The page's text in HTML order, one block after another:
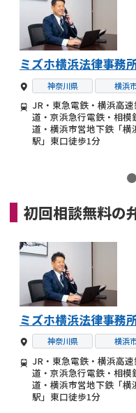
ミズホ横浜法律事務
神奈川県 横浜
JR・東急電鉄・横浜高速
道・京浜急行電鉄・相模
道・横浜市営地下鉄「横
駅」東口徒歩1分
初回相談無料の
ミズホ横浜法律事務
神奈川県 横浜
JR・東急電鉄・横浜高速
道・京浜急行電鉄・相模
道・横浜市営地下鉄「横
駅」東口徒歩1分